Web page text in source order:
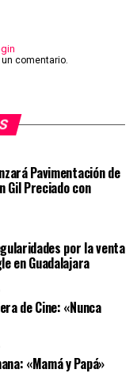
comentario.
Pavimentación de
Gil Preciado con
por la venta
en Guadalajara
de Cine: «Nunca
«Mamá y Papá»